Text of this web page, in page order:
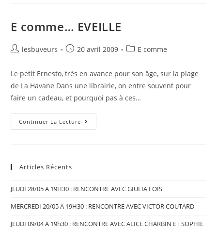
E comme… EVEILLE
lesbuveurs 20 avril 2009 E comme
Le petit Ernesto, très en avance pour son âge, sur la plage
de La Havane Dans une librairie, on entre souvent pour
faire un cadeau, et pourquoi pas à ces…
Continuer La Lecture
Articles Récents
JEUDI 28/05 A 19H30 : RENCONTRE AVEC GIULIA FOÏS
MERCREDI 20/05 A 19H30 : RENCONTRE AVEC VICTOR COUTARD
JEUDI 09/04 A 19h30 : RENCONTRE AVEC ALICE CHARBIN ET SOPHIE